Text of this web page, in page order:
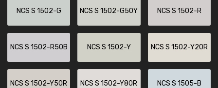
NCS S 1502-G NCS S 1502-G50Y NCS S 1502-R
NCS S 1502-R50B NCS S 1502-Y NCS S 1502-Y20R
NCS S 1502-Y50R NCS S 1502-Y80R NCS S 1505-B